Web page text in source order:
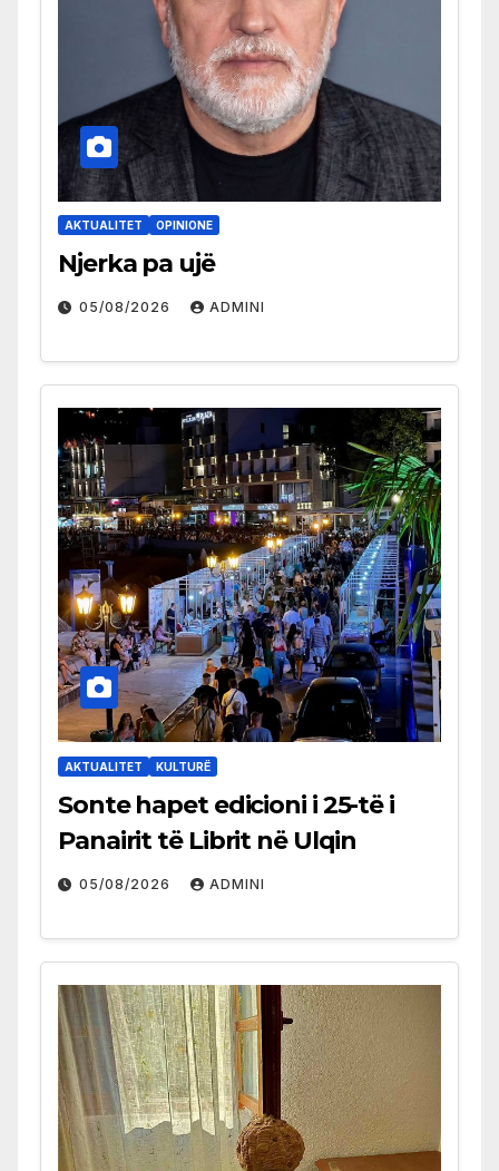
AKTUALITET OPINIONE
Njerka pa ujë
05/08/2026 ADMINI
AKTUALITET KULTURË
Sonte hapet edicioni i 25-të i
Panairit të Librit në Ulqin
05/08/2026 ADMINI